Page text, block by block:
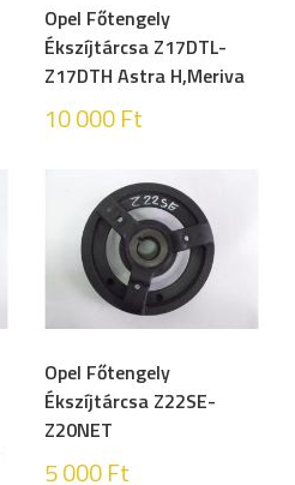
Opel Főtengely
Ékszíjtárcsa Z17DTL-
Z17DTH Astra H,Meriva
10 000Ft
Opel Főtengely
Ékszíjtárcsa Z22SE-
Z20NET
5 000Ft